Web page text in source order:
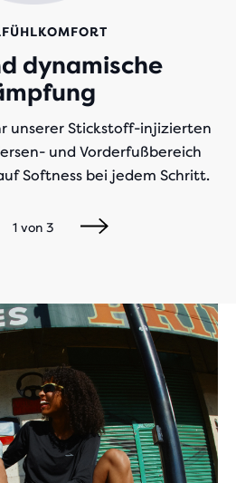
dynamische
unserer Stickstoff-injizierten
und Vorderfußbereich
Softness bei jedem Schritt.
1 von 3